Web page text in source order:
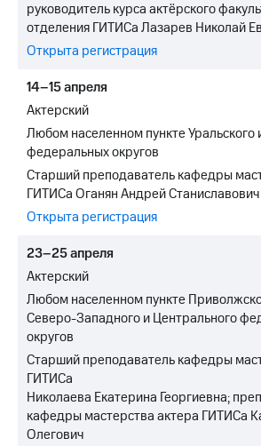
руководитель курса актёрского
отделения ГИТИСа Лазарев Николай
Открыта регистрация
14–15 апреля
Актерский
Любом населенном пункте Уральского
федеральных округов
Старший преподаватель кафедры
ГИТИСа Оганян Андрей Станиславович
Открыта регистрация
23–25 апреля
Актерский
Любом населенном пункте
Северо-Западного и Центрального
округов
Старший преподаватель кафедры
ГИТИСа
Николаева Екатерина Георгиевна;
кафедры мастерства актера ГИТИСа
Олегович